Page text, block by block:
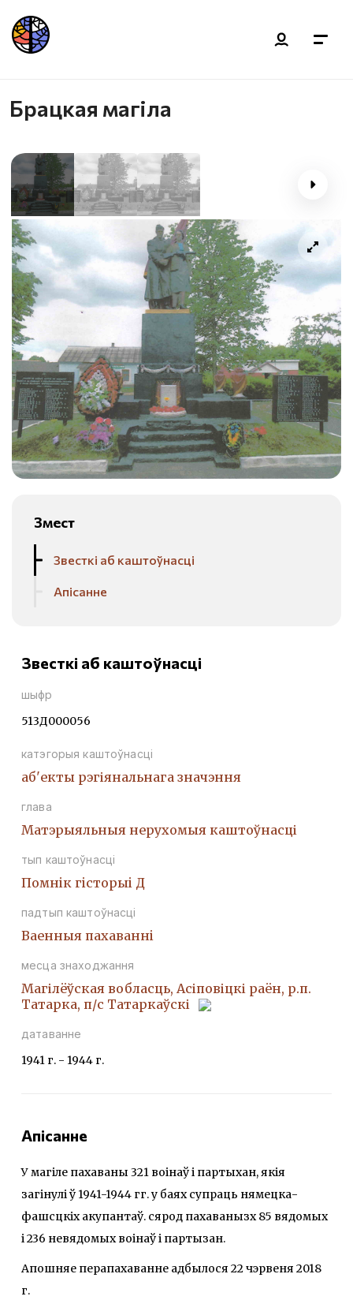
Брацкая магіла
Змест
Звесткі аб каштоўнасці
Апісанне
Звесткі аб каштоўнасці
шыфр
513Д000056
катэгорыя каштоўнасці
аб'екты рэгіянальнага значэння
глава
Матэрыяльныя нерухомыя каштоўнасці
тып каштоўнасці
Помнiк гiсторыi Д
падтып каштоўнасці
Ваенныя пахаваннi
месца знаходжання
Магілёўская вобласць, Асіповіцкі раён, р.п.
Татарка, п/с Татаркаўскі
датаванне
1941 г. - 1944 г.
Апісанне
У магіле пахаваны 321 воінаў і партыхан, якія
загінулі ў 1941-1944 гг. у баях супраць нямецка-
фашсцкіх акупантаў. сярод пахаванызх 85 вядомых
і 236 невядомых воінаў і партызан.
Апошняе перапахаванне адбылося 22 чэрвеня 2018
г.